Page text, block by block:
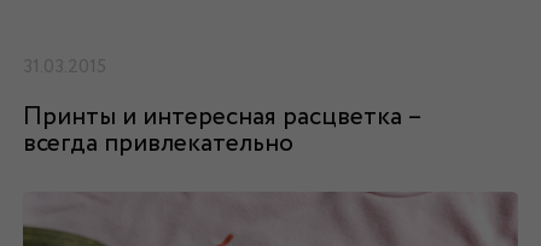
31.03.2015
Принты и интересная расцветка –
всегда привлекательно